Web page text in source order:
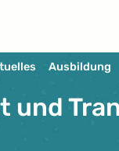
Ausbildung
und